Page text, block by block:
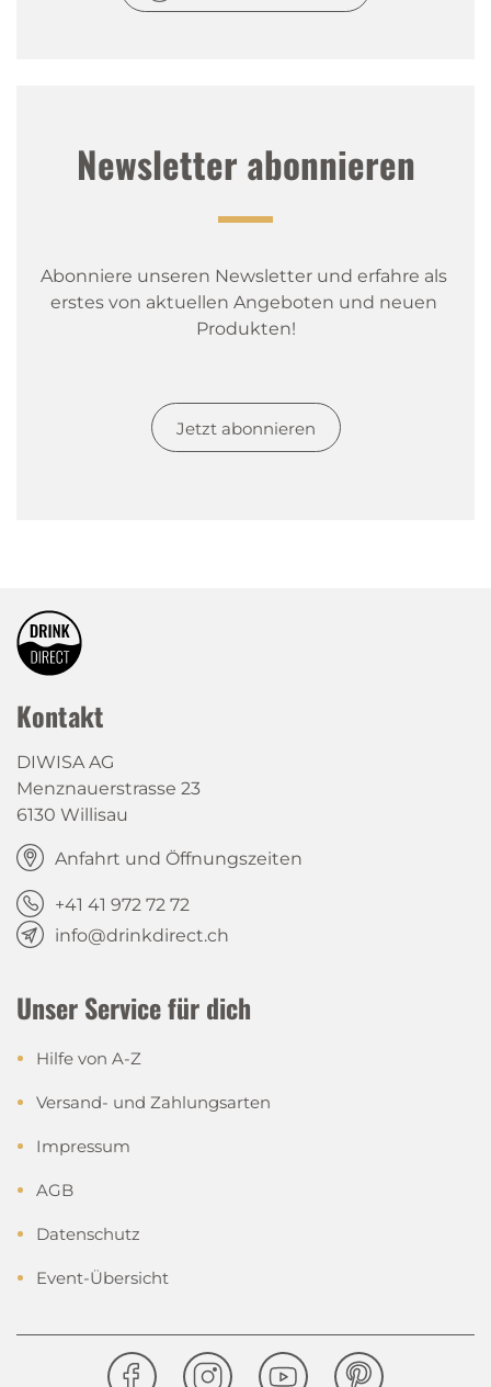
Newsletter abonnieren
Abonniere unseren Newsletter und erfahre als
erstes von aktuellen Angeboten und neuen
Produkten!
Jetzt abonnieren
Kontakt
DIWISA AG
Menznauerstrasse 23
6130 Willisau
Anfahrt und Öffnungszeiten
+41 41 972 72 72
info@drinkdirect.ch
Unser Service für dich
Hilfe von A-Z
Versand- und Zahlungsarten
Impressum
AGB
Datenschutz
Event-Übersicht